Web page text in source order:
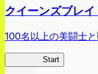
クイーンズブレ
100名以上の美闘士
Start